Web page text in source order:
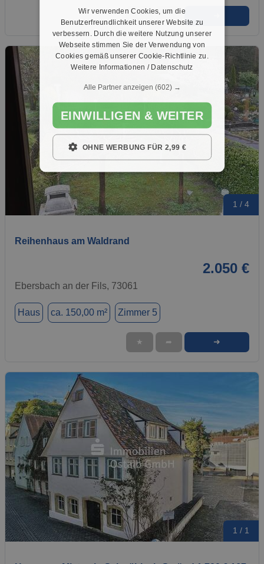
★ ➦
1 / 4
Reihenhaus am Waldrand
2.050 €
Ebersbach an der Fils, 73061
Haus ca. 150,00 m² Zimmer 5
★ ➦ ➜
1 / 1
Wir verwenden Cookies, um die
Benutzerfreundlichkeit unserer Website zu
verbessern. Durch die weitere Nutzung unserer
Webseite stimmen Sie der Verwendung von
Cookies gemäß unserer Cookie-Richtlinie zu.
Weitere Informationen / Datenschutz
Alle Partner anzeigen (602) →
EINWILLIGEN & WEITER
OHNE WERBUNG FÜR 2,99 €